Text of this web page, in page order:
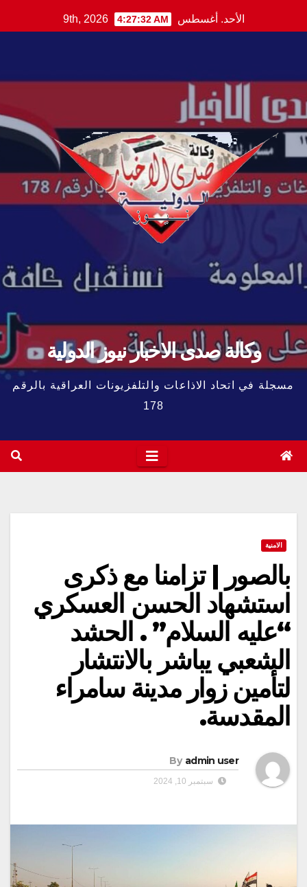
to
الأحد. أغسطس 9th, 2026 4:27:33 AM
وكالة صدى الاخبار نيوز الدولية
مسجلة في اتحاد الاذاعات والتلفزيونات العراقية بالرقم
178
الامنية
بالصور | تزامنا مع ذكرى
استشهاد الحسن العسكري
“عليه السلام” . الحشد
الشعبي يباشر بالانتشار
لتأمين زوار مدينة سامراء
المقدسة.
By admin user
سبتمبر 10, 2024